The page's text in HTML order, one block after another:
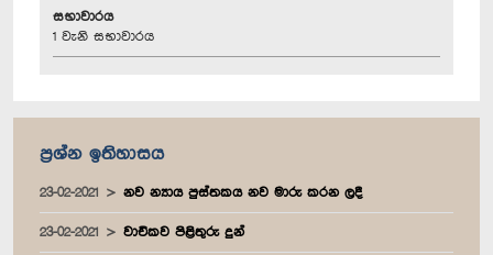
සභාවාරය
1 වැනි සභාවාරය
ප්‍රශ්න ඉතිහාසය
23-02-2021 නව න්‍යාය පුස්තකය නව මාරු කරන ලදී
23-02-2021 වාචිකව පිළිතුරු දුන්